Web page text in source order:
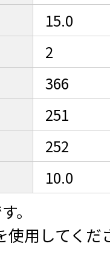
15.0
2
366
251
252
10.0
。
使用してく